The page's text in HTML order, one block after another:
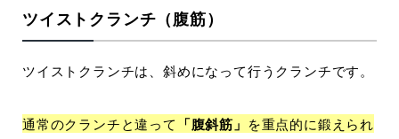
ツイストクランチ（腹筋）
ツイストクランチは、斜めになって行うクランチです。
通常のクランチと違って 「腹斜筋」 を重点的に鍛えられ